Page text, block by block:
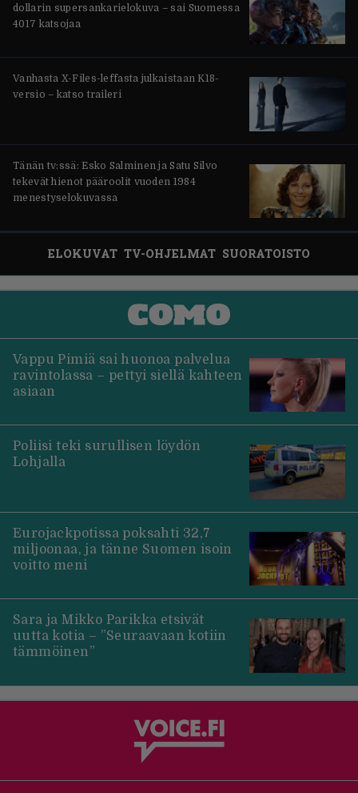
dollarin supersankarielokuva – sai Suomessa
4017 katsojaa
Vanhasta X-Files-leffasta julkaistaan K18-
versio – katso traileri
Tänän tv:ssä: Esko Salminen ja Satu Silvo
tekevät hienot pääroolit vuoden 1984
menestyselokuvassa
ELOKUVAT TV-OHJELMAT SUORATOISTO
Vappu Pimiä sai huonoa palvelua
ravintolassa – pettyi siellä kahteen
asiaan
Poliisi teki surullisen löydön
Lohjalla
Eurojackpotissa poksahti 32,7
miljoonaa, ja tänne Suomen isoin
voitto meni
Sara ja Mikko Parikka etsivät
uutta kotia – ”Seuraavaan kotiin
tämmöinen”